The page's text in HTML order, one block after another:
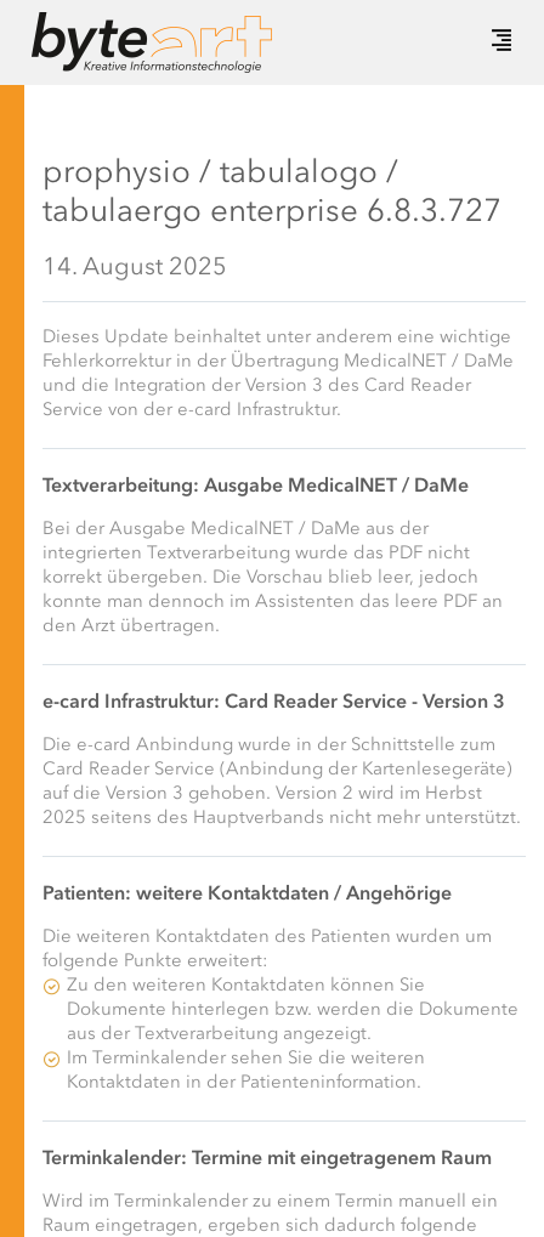
prophysio / tabulalogo /
tabulaergo enterprise 6.8.3.727
14. August 2025
Dieses Update beinhaltet unter anderem eine wichtige
Fehlerkorrektur in der Übertragung MedicalNET / DaMe
und die Integration der Version 3 des Card Reader
Service von der e-card Infrastruktur.
Textverarbeitung: Ausgabe MedicalNET / DaMe
Bei der Ausgabe MedicalNET / DaMe aus der
integrierten Textverarbeitung wurde das PDF nicht
korrekt übergeben. Die Vorschau blieb leer, jedoch
konnte man dennoch im Assistenten das leere PDF an
den Arzt übertragen.
e-card Infrastruktur: Card Reader Service - Version 3
Die e-card Anbindung wurde in der Schnittstelle zum
Card Reader Service (Anbindung der Kartenlesegeräte)
auf die Version 3 gehoben. Version 2 wird im Herbst
2025 seitens des Hauptverbands nicht mehr unterstützt.
Patienten: weitere Kontaktdaten / Angehörige
Die weiteren Kontaktdaten des Patienten wurden um
folgende Punkte erweitert:
Zu den weiteren Kontaktdaten können Sie
Dokumente hinterlegen bzw. werden die Dokumente
aus der Textverarbeitung angezeigt.
Im Terminkalender sehen Sie die weiteren
Kontaktdaten in der Patienteninformation.
Terminkalender: Termine mit eingetragenem Raum
Wird im Terminkalender zu einem Termin manuell ein
Raum eingetragen, ergeben sich dadurch folgende